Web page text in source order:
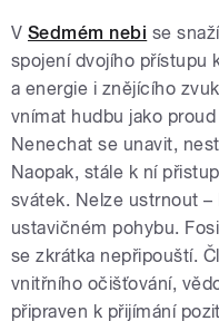
Vladimír Franz
V Sedmém nebi se
spojení dvojího přístupu
a energie i znějícího
vnímat hudbu jako
Nenechat se unavit,
Naopak, stále k ní
svátek. Nelze ustrnout
ustavičném pohybu.
se zkrátka nepřipouští.
vnitřního očišťování,
připraven k přijímání